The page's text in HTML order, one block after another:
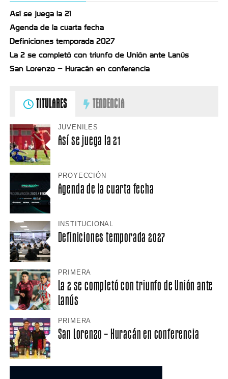
Así se juega la 21
Agenda de la cuarta fecha
Definiciones temporada 2027
La 2 se completó con triunfo de Unión ante Lanús
San Lorenzo – Huracán en conferencia
TITULARES TENDENCIA
JUVENILES
Así se juega la 21
PROYECCIÓN
Agenda de la cuarta fecha
INSTITUCIONAL
Definiciones temporada 2027
PRIMERA
La 2 se completó con triunfo de Unión ante
Lanús
PRIMERA
San Lorenzo – Huracán en conferencia